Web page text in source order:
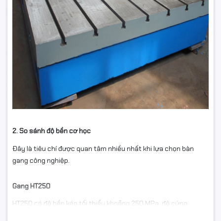
2. So sánh độ bền cơ học
Đây là tiêu chí được quan tâm nhiều nhất khi lựa chọn bàn
gang công nghiệp.
Gang HT250
HT250 có độ bền kéo tối thiểu khoảng 250 MPa, độ cứng